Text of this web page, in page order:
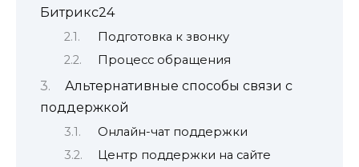
Битрикс24
Подготовка к звонку
Процесс обращения
Альтернативные способы связи с
поддержкой
Онлайн-чат поддержки
Центр поддержки на сайте